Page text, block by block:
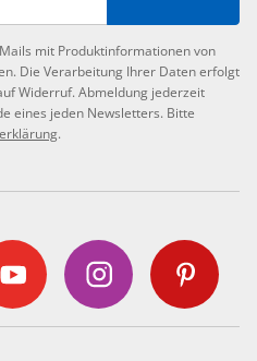
mit Produktinformationen von
Die Verarbeitung Ihrer Daten erfolgt
Widerruf. Abmeldung jederzeit
eines jeden Newsletters. Bitte
.